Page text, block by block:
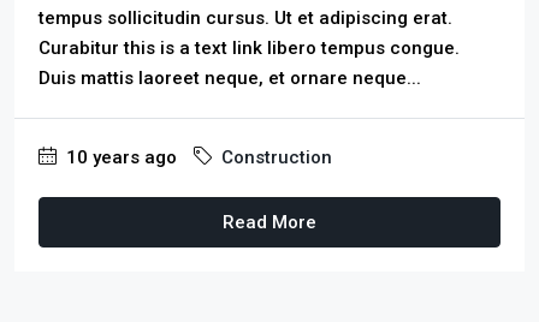
tempus sollicitudin cursus. Ut et adipiscing erat.
Curabitur this is a text link libero tempus congue.
Duis mattis laoreet neque, et ornare neque...
10 years ago Construction
Read More